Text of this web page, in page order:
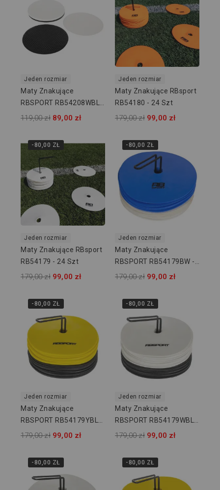
Jeden rozmiar
Maty Znakujące
RBSPORT RB54208WBLK
- 12 Szt
119,00 zł 89,00 zł
Jeden rozmiar
Maty Znakujące RBsport
RB54180 - 24 Szt
179,00 zł 99,00 zł
-80,00 ZŁ
Jeden rozmiar
Maty Znakujące RBsport
RB54179 - 24 Szt
179,00 zł 99,00 zł
-80,00 ZŁ
Jeden rozmiar
Maty Znakujące
RBSPORT RB54179BW -
24 Szt
179,00 zł 99,00 zł
-80,00 ZŁ
Jeden rozmiar
Maty Znakujące
RBSPORT RB54179YBLK
- 24 Szt
179,00 zł 99,00 zł
-80,00 ZŁ
Jeden rozmiar
Maty Znakujące
RBSPORT RB54179WBLK
- 24 Szt
179,00 zł 99,00 zł
-80,00 ZŁ -80,00 ZŁ